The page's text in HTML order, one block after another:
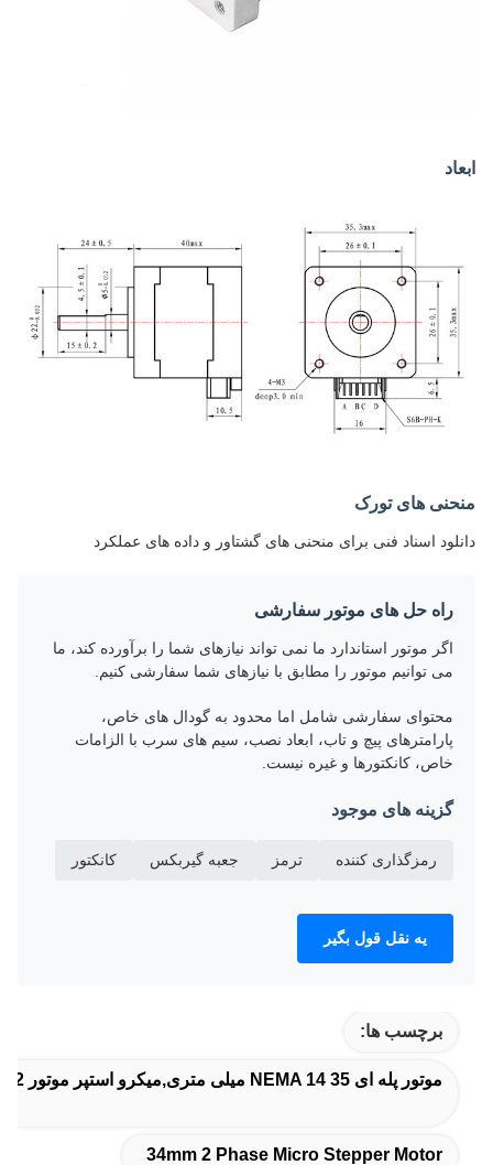
ابعاد
منحنی های تورک
دانلود اسناد فنی برای منحنی های گشتاور و داده های عملکرد
راه حل های موتور سفارشی
اگر موتور استاندارد ما نمی تواند نیازهای شما را برآورده کند، ما
می توانیم موتور را مطابق با نیازهای شما سفارشی کنیم.
محتوای سفارشی شامل اما محدود به گودال های خاص،
پارامترهای پیچ و تاب، ابعاد نصب، سیم های سرب با الزامات
خاص، کانکتورها و غیره نیست.
گزینه های موجود
رمزگذاری کننده ترمز جعبه گیربکس کانکتور
يه نقل قول بگير
برچسب ها:
موتور پله ای NEMA 14 35 میلی متری,میکرو استپر موتور 2 فاز 34 میلی متری,1A NEMA 14 Stepper Motor 35mm
34mm 2 Phase Micro Stepper Motor